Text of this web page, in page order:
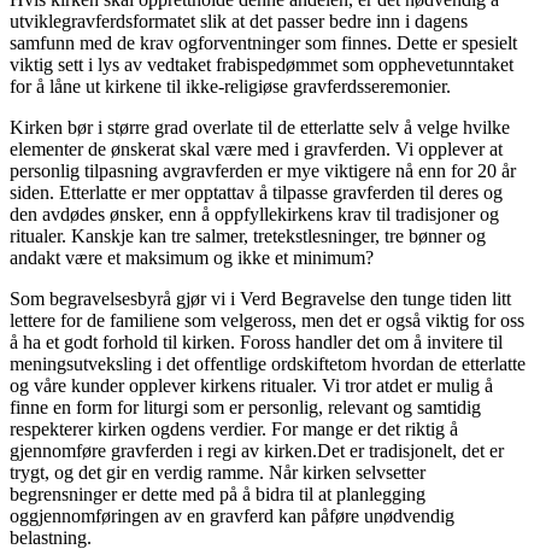
utviklegravferdsformatet slik at det passer bedre inn i dagens
samfunn med de krav ogforventninger som finnes. Dette er spesielt
viktig sett i lys av vedtaket frabispedømmet som opphevetunntaket
for å låne ut kirkene til ikke-religiøse gravferdsseremonier.
Kirken bør i større grad overlate til de etterlatte selv å velge hvilke
elementer de ønskerat skal være med i gravferden. Vi opplever at
personlig tilpasning avgravferden er mye viktigere nå enn for 20 år
siden. Etterlatte er mer opptattav å tilpasse gravferden til deres og
den avdødes ønsker, enn å oppfyllekirkens krav til tradisjoner og
ritualer. Kanskje kan tre salmer, tretekstlesninger, tre bønner og
andakt være et maksimum og ikke et minimum?
Som begravelsesbyrå gjør vi i Verd Begravelse den tunge tiden litt
lettere for de familiene som velgeross, men det er også viktig for oss
å ha et godt forhold til kirken. Foross handler det om å invitere til
meningsutveksling i det offentlige ordskiftetom hvordan de etterlatte
og våre kunder opplever kirkens ritualer. Vi tror atdet er mulig å
finne en form for liturgi som er personlig, relevant og samtidig
respekterer kirken ogdens verdier. For mange er det riktig å
gjennomføre gravferden i regi av kirken.Det er tradisjonelt, det er
trygt, og det gir en verdig ramme. Når kirken selvsetter
begrensninger er dette med på å bidra til at planlegging
oggjennomføringen av en gravferd kan påføre unødvendig
belastning.